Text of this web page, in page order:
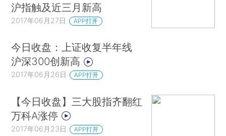
沪指触及近三月新高
2017年06月27日 APP打开
今日收盘：上证收复半年线
沪深300创新高
2017年06月26日 APP打开
【今日收盘】三大股指齐翻红
万科A涨停
2017年06月23日 APP打开